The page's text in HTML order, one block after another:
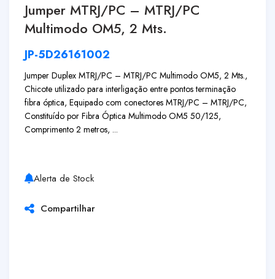
Jumper MTRJ/PC – MTRJ/PC
Multimodo OM5, 2 Mts.
JP-5D26161002
Jumper Duplex MTRJ/PC – MTRJ/PC Multimodo OM5, 2 Mts.,
Chicote utilizado para interligação entre pontos terminação
fibra óptica, Equipado com conectores MTRJ/PC – MTRJ/PC,
Constituído por Fibra Óptica Multimodo OM5 50/125,
Comprimento 2 metros, ...
Alerta de Stock
Compartilhar